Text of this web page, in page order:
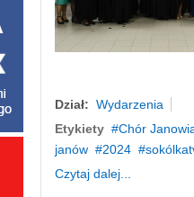
Dział: Wydarzenia
Etykiety
Chór
janów
2024
Czytaj dalej...